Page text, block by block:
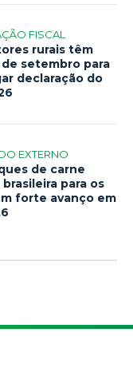
FISCAL
rurais têm
setembro para
declaração do
EXTERNO
de carne
para os
forte avanço em